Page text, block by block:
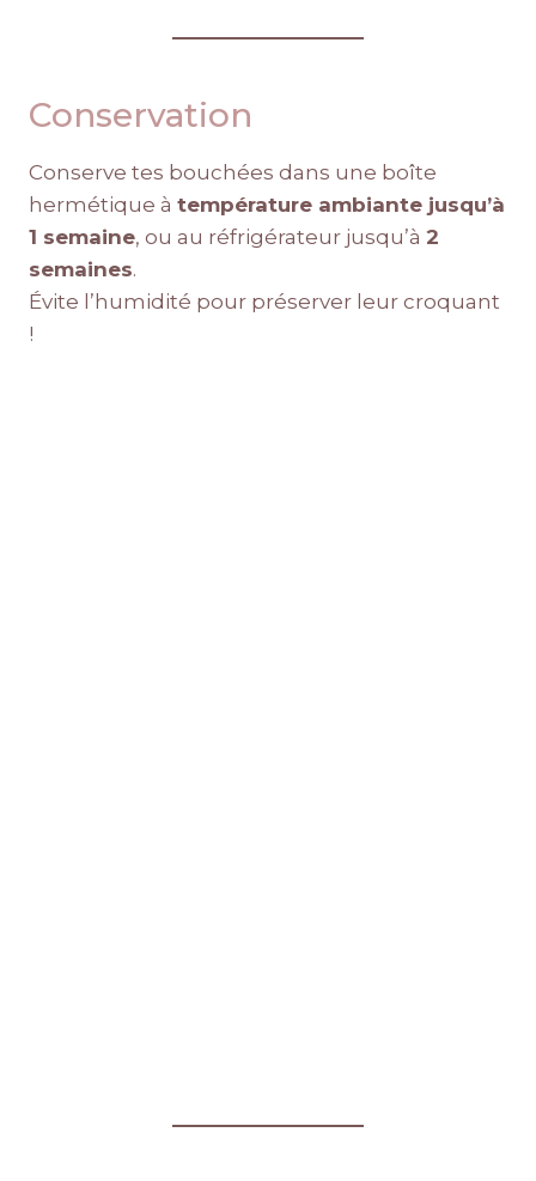
Conservation
Conserve tes bouchées dans une boîte
hermétique à température ambiante jusqu’à
1 semaine, ou au réfrigérateur jusqu’à 2
semaines.
Évite l’humidité pour préserver leur croquant
!